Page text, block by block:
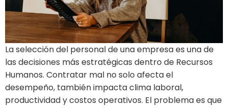
La selección del personal de una empresa es una de
las decisiones más estratégicas dentro de Recursos
Humanos. Contratar mal no solo afecta el
desempeño, también impacta clima laboral,
productividad y costos operativos. El problema es que